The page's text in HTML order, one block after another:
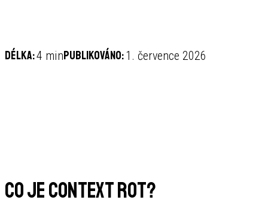
Délka:4 minPublikováno:1. července 2026
Co je context rot?